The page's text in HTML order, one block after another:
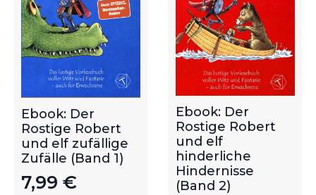
Ebook: Der
Rostige Robert
und elf zufällige
Zufälle (Band 1)
7,99 €
Ebook: Der
Rostige Robert
und elf
hinderliche
Hindernisse
(Band 2)